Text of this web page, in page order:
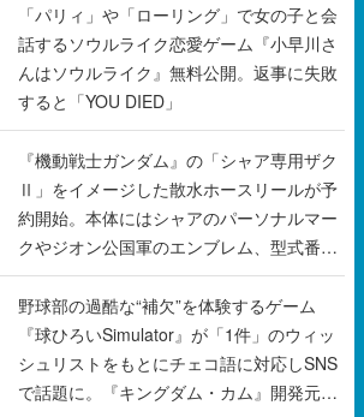
「パリィ」や「ローリング」で女の子と会
話するソウルライク恋愛ゲーム『小早川さ
んはソウルライク』無料公開。返事に失敗
すると「YOU DIED」
『機動戦士ガンダム』の「シャア専用ザク
Ⅱ」をイメージした散水ホースリールが予
約開始。本体にはシャアのパーソナルマー
クやジオン公国軍のエンブレム、型式番号
などを配置
野球部の過酷な“補欠”を体験するゲーム
『球ひろいSimulator』が「1件」のウィッ
シュリストをもとにチェコ語に対応しSNS
で話題に。『キングダム・カム』開発元や